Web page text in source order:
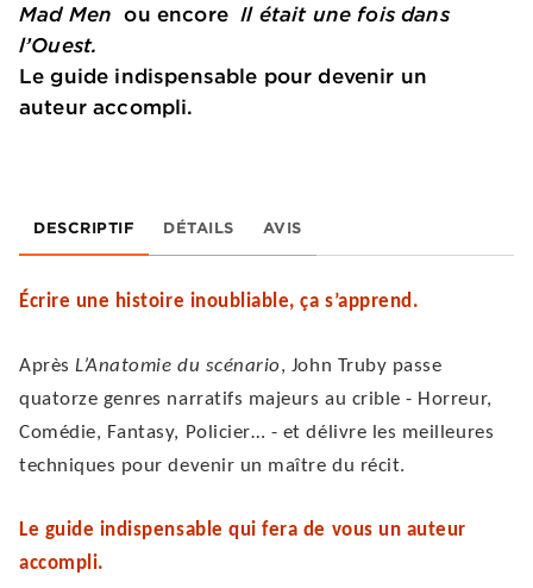
Mad Men ou encoreIl était une fois dans
l’Ouest.
Le guide indispensable pour devenir un
auteur accompli.
DESCRIPTIF DÉTAILS AVIS
Écrire une histoire inoubliable, ça s’apprend.
AprèsL’Anatomie du scénario, John Truby passe
quatorze genres narratifs majeurs au crible - Horreur,
Comédie, Fantasy, Policier… - et délivre les meilleures
techniques pour devenir un maître du récit.
Le guide indispensable qui fera de vous un auteur
accompli.